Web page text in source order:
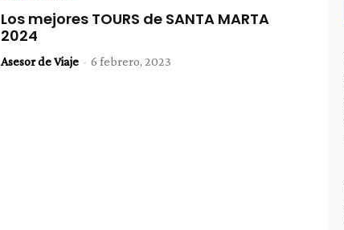
Los mejores TOURS de SANTA MARTA
2024
Asesor de Viaje - 6 febrero, 2023